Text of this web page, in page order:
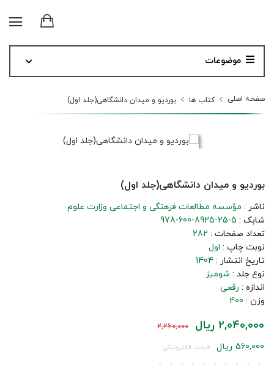
موضوعات
صفحه اصلی کتاب ها بوردیو و میدان دانشگاهی(جلد اول)
بوردیو و میدان دانشگاهی(جلد اول)
ناشر : مؤسسه مطالعات فرهنگی و اجتماعی وزارت علوم
شابک : 978-600-8925-25-5
تعداد صفحات : 282
نوبت چاپ : اول
تاریخ انتشار : 1404
نوع جلد : شومیز
اندازه : رقعی
وزن : 400
2,040,000 ریال 2,260,000
560,000 ریال قیمت الکترونیکی